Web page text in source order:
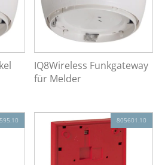
safes
IQ8Wireless Funkgateway
für Melder
805601.10